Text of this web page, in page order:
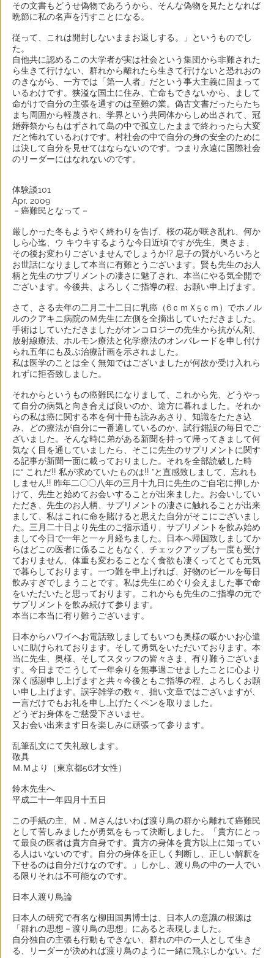
その文書もどうせ偽物であろうから、そんな偽物を見たとなれば
晩節に私の名声を汚すことになる。
従って、これは開封しないままお返しする。」というものでし
た。
自他共に認めるこの大学者が実は社会という集団から非難された
ら生きて行けない、群れから離れたら生きて行けないと恐れおの
のきながら、一方では「第一人者」だという事大主義に固まって
いるわけです。狭溢な国土に住み、亡命もできないから、まして
命がけで自分の主張を通すのは至難の業。偽古文書だったらたち
まち周囲から軽蔑され、学界という共同体からしめ出されて、冠
婚葬祭からもはずされて島の中で孤立したままで終わったら大変
だと怖れているわけです。村社会の中で自分の身の安全のために
は決して自分を見せてはならないのです。つまり永遠に国際社会
のリーダーにはなれないのです。
体験談101
Apr. 2009
－癌難民となって－
厳しかった冬もようやく終わりを告げ、桜の花が咲き乱れ、何か
しら心迄、ウ キウキするような今日近頃ですが先生、奥さま、
その後お変わりございませんでしょうか!? 息子の賢がいろいろと
お世話になりまして本当に有難とうございます。賢も先生のお人
柄と先生のサプリメントの凄さに魅了され、本当にやる気全開で
ございます。今後共、よろしくご指導の程、お願い申上げます。
さて、さる去年の二月二十二日に乳癌（6ｃｍＸ5ｃｍ）でホノル
ルのクアキニ病院のＭ先生に左側を全摘出していただきました。
手術はしていただきましたがオンコロジーの先生から抗がん剤、
放射線療法、ホルモン療法と化学療法のオンパレードを申し付け
られ五年にも及ぶ治療計画を示されました。
私は医学のことは全く無知ではございましたが何故か受け入れら
れずに拒否致しました。
それからというもの癌難民になりまして、これから先、どうやっ
て自分の病気と向き合えば良いのか、途方に暮れました。それか
らの私は癌に関する本を何十冊も読みあさり、知識をたたき込
み、どの療法が自分に一番適しているのか、試行錯誤の毎日でご
ざいました。そんな時に弟がある新聞を持って帰ってきまして何
気なく目を通していましたら、そこに先生のサプリメントに関す
る記事が新聞一面に載っておりました。それを全部読破した時
に“ これだ!! 私が求めていたものは!! ”と直感致しまして、忘れも
しません!! 昨年二〇〇八年の三月十九日に先生のご自宅に押しか
けて、先生と始めてお会いすることが出来ました。お会いしてい
ただき、先生のお人柄、サプリメントの凄さに触れることが出来
まして、私はこれに命を賭けると思えた自分がそこにございまし
た。三月二十日より先生のご指示通り、サプリメントを飲み始め
まして今日で一年と一ヶ月経ちました。日本へ帰国致しましてか
らはどこの医者に係ることもなく、チェックアップも一度も受け
ておりません、体重も変わることなく食欲も凄くってとても元気
で暮らしております。一つ難を申上げれば、好物のビールを毎日
飲みすぎでしまうことです。私は先生にめぐり会えました事で命
をいただいたと思っております。これからも先生のご指導の元で
サプリメントを飲み続けて参ります。
本当に本当に有り難うございます。
日本からハワイへお電話致しましてもいつも奥様の暖かいお心遣
いに助けられております。そして勇気をいただいております。本
当に先生、奥様、そしてスタッフの皆々さま、有り難うございま
す。今日までこうして一年余りを無事過ごせましたことに心より
深く感謝申し上げますと共々今後ともご指導の程、よろしくお願
い申し上げます。誤字雑学の数々、拙い文章ではございますが、
一言だけでもお礼を申し上げたくペンを取りました。
どうぞお身体をご慈愛下さいませ。
又お会い出来ます日を楽しみに頑張って参ります。
乱筆乱文にて失礼致します。
敬具
Ｍ.Ｍより（東京都56才女性）
鈴木先生へ
平成二十一年四月十五日
この手紙の主、Ｍ．Ｍさんはいわば渡り鳥の群から離れて癌難民
として苦しみましたが勇気をもって決断しました。「貴方にとっ
て最良の医者は貴方自身です。貴方の身体を貴方以上に知ってい
る人はいないのです。自分の身体を正しく判断し、正しい解釈を
下せるのは自分だけなのです。」しかし、渡り鳥の中の一人でい
る限りそれは不可能なのです。
日本人渡り鳥論
日本人の研究で有名な柳田国男博士は、日本人の意識の根源は
「群れの思想－渡り鳥の思想」にあると表現しました。
自分独自の主張も行動もできない、群れの中の一人として生き
る、リーダーが決めれば渡り鳥のように一緒に飛ぶしかない。だ